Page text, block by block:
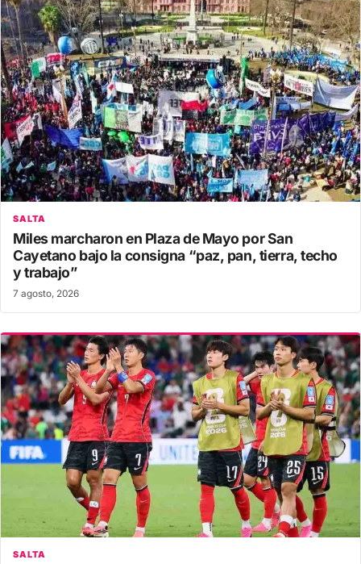
SALTA
Miles marcharon en Plaza de Mayo por San
Cayetano bajo la consigna “paz, pan, tierra, techo
y trabajo”
7 agosto, 2026
SALTA